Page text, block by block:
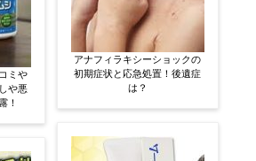
ミや
や悪
！
アナフィラキシーショックの
初期症状と応急処置！後遺症
は？